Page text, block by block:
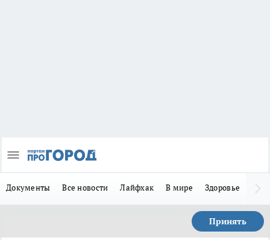
Документы Все новости Лайфхак В мире Здоровье
Принять